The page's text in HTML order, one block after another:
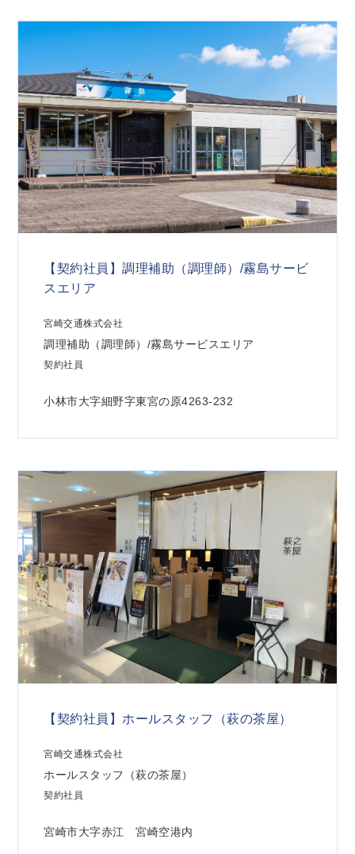
【契約社員】調理補助（調理師）/霧島サービ
スエリア
宮崎交通株式会社
調理補助（調理師）/霧島サービスエリア
契約社員
小林市大字細野字東宮の原4263-232
【契約社員】ホールスタッフ（萩の茶屋）
宮崎交通株式会社
ホールスタッフ（萩の茶屋）
契約社員
宮崎市大字赤江 宮崎空港内